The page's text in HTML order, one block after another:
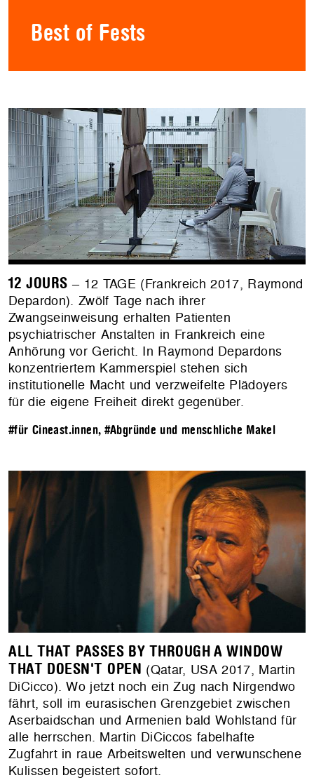
Best of Fests
12 JOURS – 12 TAGE (Frankreich 2017, Raymond
Depardon). Zwölf Tage nach ihrer
Zwangseinweisung erhalten Patienten
psychiatrischer Anstalten in Frankreich eine
Anhörung vor Gericht. In Raymond Depardons
konzentriertem Kammerspiel stehen sich
institutionelle Macht und verzweifelte Plädoyers
für die eigene Freiheit direkt gegenüber.
#für Cineast.innen, #Abgründe und menschliche Makel
ALL THAT PASSES BY THROUGH A WINDOW
THAT DOESN'T OPEN (Qatar, USA 2017, Martin
DiCicco). Wo jetzt noch ein Zug nach Nirgendwo
fährt, soll im eurasischen Grenzgebiet zwischen
Aserbaidschan und Armenien bald Wohlstand für
alle herrschen. Martin DiCiccos fabelhafte
Zugfahrt in raue Arbeitswelten und verwunschene
Kulissen begeistert sofort.